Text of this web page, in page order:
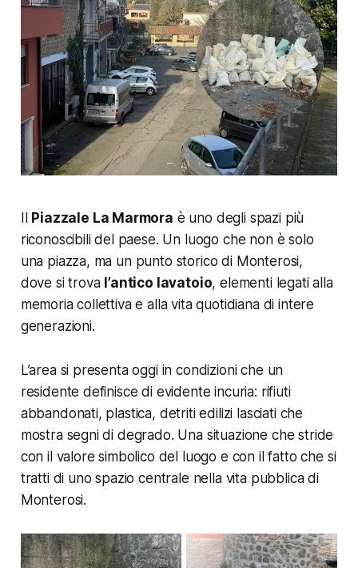
Il Piazzale La Marmora è uno degli spazi più
riconoscibili del paese. Un luogo che non è solo
una piazza, ma un punto storico di Monterosi,
dove si trova l’antico lavatoio, elementi legati alla
memoria collettiva e alla vita quotidiana di intere
generazioni.
L’area si presenta oggi in condizioni che un
residente definisce di evidente incuria: rifiuti
abbandonati, plastica, detriti edilizi lasciati che
mostra segni di degrado. Una situazione che stride
con il valore simbolico del luogo e con il fatto che si
tratti di uno spazio centrale nella vita pubblica di
Monterosi.